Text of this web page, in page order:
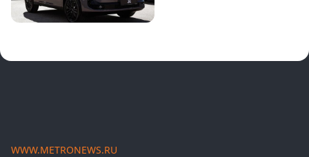
WWW.METRONEWS.RU